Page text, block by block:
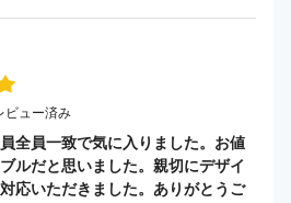
ビュー済み
全員一致で気に入りました。お値
ルだと思いました。親切にデザイ
応いただきました。ありがとうご